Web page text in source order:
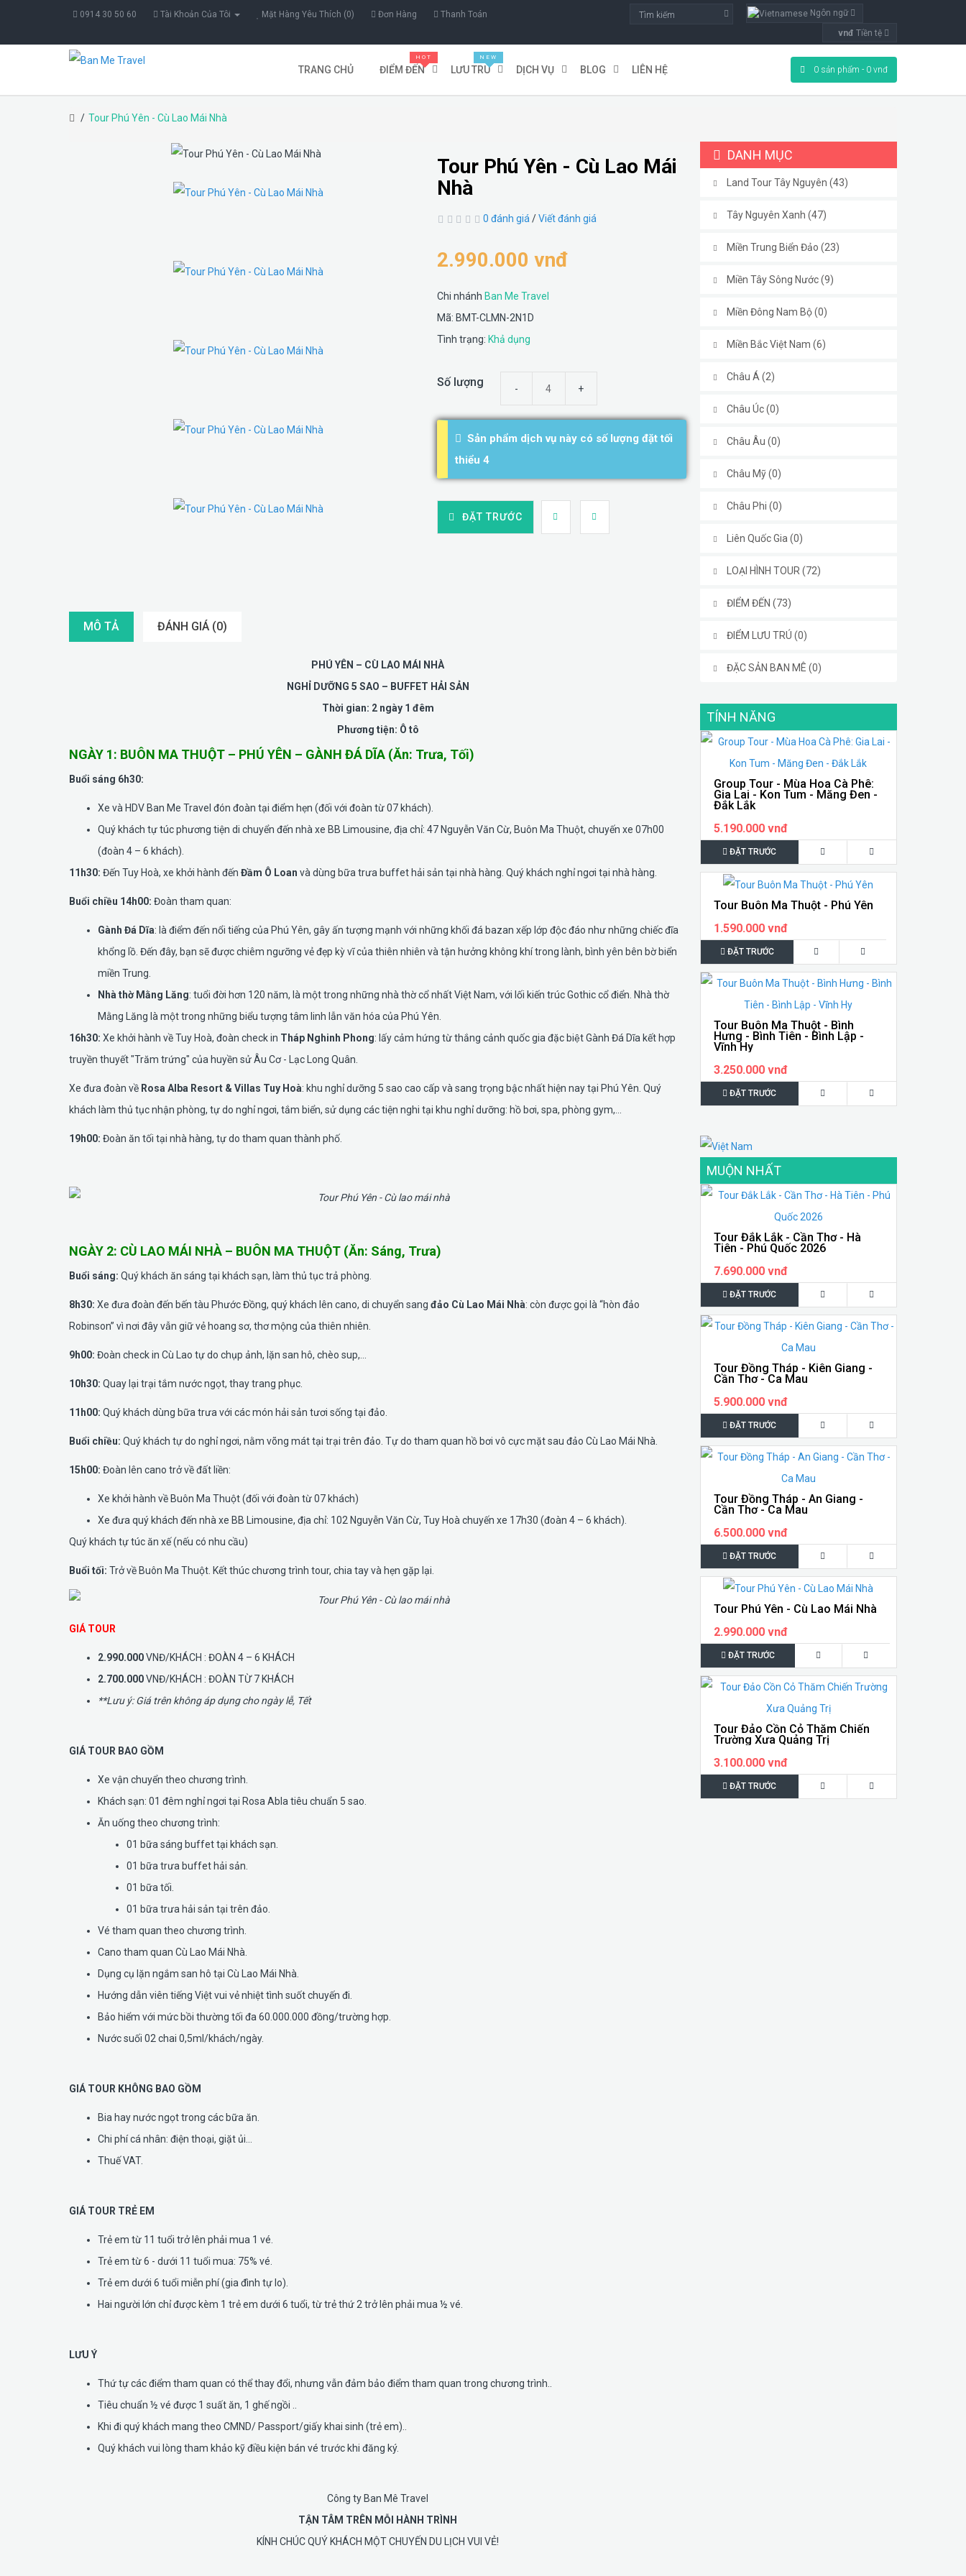
0914 30 50 60 Tài Khoản Của Tôi Mặt Hàng Yêu Thích (0) Đơn Hàng Thanh Toán
Ngôn ngữ
vnđ Tiền tệ
TRANG CHỦ
HOT
HOT
ĐIỂM ĐẾN
NEW
NEW
LƯU TRÚ DỊCH VỤ BLOG LIÊN HỆ 0 sản phẩm - 0 vnđ
Tour Phú Yên - Cù Lao Mái Nhà
Tour Phú Yên - Cù Lao Mái
Nhà
0 đánh giá/Viết đánh giá
2.990.000 vnđ
Chi nhánh Ban Me Travel
Mã: BMT-CLMN-2N1D
Tình trạng: Khả dụng
Số lượng
Sản phẩm dịch vụ này có số lượng đặt tối
thiểu 4
ĐẶT TRƯỚC
MÔ TẢ ĐÁNH GIÁ (0)
PHÚ YÊN – CÙ LAO MÁI NHÀ
NGHỈ DƯỠNG 5 SAO – BUFFET HẢI SẢN
Thời gian: 2 ngày 1 đêm
Phương tiện: Ô tô
NGÀY 1: BUÔN MA THUỘT – PHÚ YÊN – GÀNH ĐÁ DĨA (Ăn: Trưa, Tối)
Buổi sáng 6h30:
Xe và HDV Ban Me Travel đón đoàn tại điểm hẹn (đối với đoàn từ 07 khách).
Quý khách tự túc phương tiện di chuyển đến nhà xe BB Limousine, địa chỉ: 47 Nguyễn Văn Cừ, Buôn Ma Thuột, chuyến xe 07h00
(đoàn 4 – 6 khách).
11h30: Đến Tuy Hoà, xe khởi hành đến Đầm Ô Loan và dùng bữa trưa buffet hải sản tại nhà hàng. Quý khách nghỉ ngơi tại nhà hàng.
Buổi chiều 14h00: Đoàn tham quan:
Gành Đá Dĩa: là điểm đến nổi tiếng của Phú Yên, gây ấn tượng mạnh với những khối đá bazan xếp lớp độc đáo như những chiếc đĩa
khổng lồ. Đến đây, bạn sẽ được chiêm ngưỡng vẻ đẹp kỳ vĩ của thiên nhiên và tận hưởng không khí trong lành, bình yên bên bờ biển
miền Trung.
Nhà thờ Mằng Lăng: tuổi đời hơn 120 năm, là một trong những nhà thờ cổ nhất Việt Nam, với lối kiến trúc Gothic cổ điển. Nhà thờ
Mằng Lăng là một trong những biểu tượng tâm linh lẫn văn hóa của Phú Yên.
16h30: Xe khởi hành về Tuy Hoà, đoàn check in Tháp Nghinh Phong: lấy cảm hứng từ thắng cảnh quốc gia đặc biệt Gành Đá Dĩa kết hợp
truyền thuyết "Trăm trứng" của huyền sử Âu Cơ - Lạc Long Quân.
Xe đưa đoàn về Rosa Alba Resort & Villas Tuy Hoà: khu nghỉ dưỡng 5 sao cao cấp và sang trọng bậc nhất hiện nay tại Phú Yên. Quý
khách làm thủ tục nhận phòng, tự do nghỉ ngơi, tắm biển, sử dụng các tiện nghi tại khu nghỉ dưỡng: hồ bơi, spa, phòng gym,…
19h00: Đoàn ăn tối tại nhà hàng, tự do tham quan thành phố.
NGÀY 2: CÙ LAO MÁI NHÀ – BUÔN MA THUỘT (Ăn: Sáng, Trưa)
Buổi sáng: Quý khách ăn sáng tại khách sạn, làm thủ tục trả phòng.
8h30: Xe đưa đoàn đến bến tàu Phước Đồng, quý khách lên cano, di chuyển sang đảo Cù Lao Mái Nhà: còn được gọi là “hòn đảo
Robinson” vì nơi đây vẫn giữ vẻ hoang sơ, thơ mộng của thiên nhiên.
9h00: Đoàn check in Cù Lao tự do chụp ảnh, lặn san hô, chèo sup,…
10h30: Quay lại trại tắm nước ngọt, thay trang phục.
11h00: Quý khách dùng bữa trưa với các món hải sản tươi sống tại đảo.
Buổi chiều: Quý khách tự do nghỉ ngơi, nằm võng mát tại trại trên đảo. Tự do tham quan hồ bơi vô cực mặt sau đảo Cù Lao Mái Nhà.
15h00: Đoàn lên cano trở về đất liền:
Xe khởi hành về Buôn Ma Thuột (đối với đoàn từ 07 khách)
Xe đưa quý khách đến nhà xe BB Limousine, địa chỉ: 102 Nguyễn Văn Cừ, Tuy Hoà chuyến xe 17h30 (đoàn 4 – 6 khách).
Quý khách tự túc ăn xế (nếu có nhu cầu)
Buổi tối: Trở về Buôn Ma Thuột. Kết thúc chương trình tour, chia tay và hẹn gặp lại.
GIÁ TOUR
2.990.000VNĐ/KHÁCH : ĐOÀN 4 – 6 KHÁCH
2.700.000VNĐ/KHÁCH : ĐOÀN TỪ 7 KHÁCH
**Lưu ý: Giá trên không áp dụng cho ngày lễ, Tết
GIÁ TOUR BAO GỒM
Xe vận chuyển theo chương trình.
Khách sạn: 01 đêm nghỉ ngơi tại Rosa Abla tiêu chuẩn 5 sao.
Ăn uống theo chương trình:
01 bữa sáng buffet tại khách sạn.
01 bữa trưa buffet hải sản.
01 bữa tối.
01 bữa trưa hải sản tại trên đảo.
Vé tham quan theo chương trình.
Cano tham quan Cù Lao Mái Nhà.
Dụng cụ lặn ngắm san hô tại Cù Lao Mái Nhà.
Hướng dẫn viên tiếng Việt vui vẻ nhiệt tình suốt chuyến đi.
Bảo hiểm với mức bồi thường tối đa 60.000.000 đồng/trường hợp.
Nước suối 02 chai 0,5ml/khách/ngày.
GIÁ TOUR KHÔNG BAO GỒM
Bia hay nước ngọt trong các bữa ăn.
Chi phí cá nhân: điện thoại, giặt ủi…
Thuế VAT.
GIÁ TOUR TRẺ EM
Trẻ em từ 11 tuổi trở lên phải mua 1 vé.
Trẻ em từ 6 - dưới 11 tuổi mua: 75% vé.
Trẻ em dưới 6 tuổi miễn phí (gia đình tự lo).
Hai người lớn chỉ được kèm 1 trẻ em dưới 6 tuổi, từ trẻ thứ 2 trở lên phải mua ½ vé.
LƯU Ý
Thứ tự các điểm tham quan có thể thay đổi, nhưng vẫn đảm bảo điểm tham quan trong chương trình..
Tiêu chuẩn ½ vé được 1 suất ăn, 1 ghế ngồi ..
Khi đi quý khách mang theo CMND/ Passport/giấy khai sinh (trẻ em)..
Quý khách vui lòng tham khảo kỹ điều kiện bán vé trước khi đăng ký.
Công ty Ban Mê Travel
TẬN TÂM TRÊN MỖI HÀNH TRÌNH
KÍNH CHÚC QUÝ KHÁCH MỘT CHUYẾN DU LỊCH VUI VẺ!
DANH MỤC
Land Tour Tây Nguyên (43)
Tây Nguyên Xanh (47)
Miền Trung Biển Đảo (23)
Miền Tây Sông Nước (9)
Miền Đông Nam Bộ (0)
Miền Bắc Việt Nam (6)
Châu Á (2)
Châu Úc (0)
Châu Âu (0)
Châu Mỹ (0)
Châu Phi (0)
Liên Quốc Gia (0)
LOẠI HÌNH TOUR (72)
ĐIỂM ĐẾN (73)
ĐIỂM LƯU TRÚ (0)
ĐẶC SẢN BAN MÊ (0)
TÍNH NĂNG
Group Tour - Mùa Hoa Cà Phê:
Gia Lai - Kon Tum - Măng Đen -
Đắk Lắk
5.190.000 vnđ
ĐẶT TRƯỚC
Tour Buôn Ma Thuột - Phú Yên
1.590.000 vnđ
ĐẶT TRƯỚC
Tour Buôn Ma Thuột - Bình
Hưng - Bình Tiên - Bình Lập -
Vĩnh Hy
3.250.000 vnđ
ĐẶT TRƯỚC
MUỘN NHẤT
Tour Đắk Lắk - Cần Thơ - Hà
Tiên - Phú Quốc 2026
7.690.000 vnđ
ĐẶT TRƯỚC
Tour Đồng Tháp - Kiên Giang -
Cần Thơ - Ca Mau
5.900.000 vnđ
ĐẶT TRƯỚC
Tour Đồng Tháp - An Giang -
Cần Thơ - Ca Mau
6.500.000 vnđ
ĐẶT TRƯỚC
Tour Phú Yên - Cù Lao Mái Nhà
2.990.000 vnđ
ĐẶT TRƯỚC
Tour Đảo Cồn Cỏ Thăm Chiến
Trường Xưa Quảng Trị
3.100.000 vnđ
ĐẶT TRƯỚC